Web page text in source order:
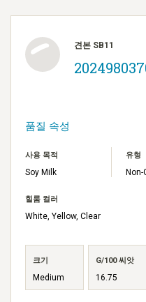
견본 SB11
품질 속성
사용 목적
Soy Milk
유형
Non-
힐룸 컬러
White, Yellow, Clear
크기
Medium
G/100 씨앗
16.75